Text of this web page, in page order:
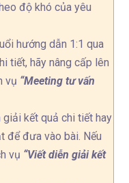
độ khó của yêu
hướng dẫn 1:1 qua
tiết, hãy nâng cấp lên
vụ “Meeting tư vấn
kết quả chi tiết hay
để đưa vào bài. Nếu
vụ “Viết diễn giải kết